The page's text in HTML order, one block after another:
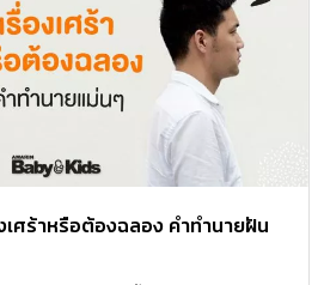
เศร้าหรือต้องฉลอง คำทำนายฝัน